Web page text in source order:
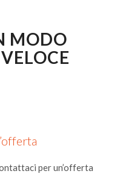
MODO
per un’offerta